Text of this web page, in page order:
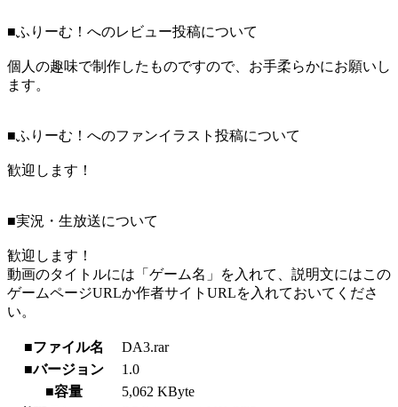
■ふりーむ！へのレビュー投稿について
個人の趣味で制作したものですので、お手柔らかにお願いし
ます。
■ふりーむ！へのファンイラスト投稿について
歓迎します！
■実況・生放送について
歓迎します！
動画のタイトルには「ゲーム名」を入れて、説明文にはこの
ゲームページURLか作者サイトURLを入れておいてくださ
い。
■ファイル名
DA3.rar
■バージョン
1.0
■容量
5,062 KByte